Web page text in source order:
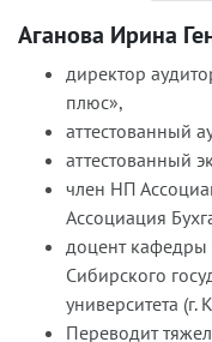
Аганова Ирина
директор
плюс»,
аттестованный
аттестованный
член НП
Ассоциация
доцент кафедры
Сибирского
университета (г.
Переводит